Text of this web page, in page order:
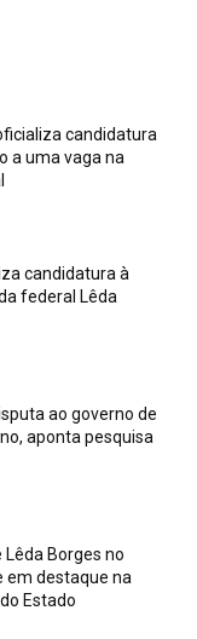
candidatura
a uma vaga na
candidatura à
federal Lêda
ao governo de
aponta pesquisa
Borges no
em destaque na
Estado